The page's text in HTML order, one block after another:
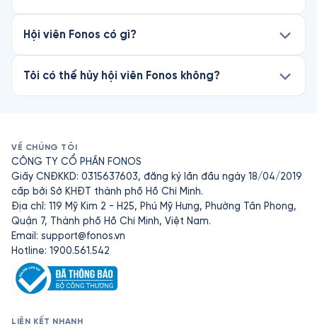
Hội viên Fonos có gì?
Tôi có thể hủy hội viên Fonos không?
VỀ CHÚNG TÔI
CÔNG TY CỔ PHẦN FONOS
Giấy CNĐKKD: 0315637603, đăng ký lần đầu ngày 18/04/2019
cấp bởi Sở KHĐT thành phố Hồ Chí Minh.
Địa chỉ: 119 Mỹ Kim 2 - H25, Phú Mỹ Hưng, Phường Tân Phong,
Quận 7, Thành phố Hồ Chí Minh, Việt Nam.
Email: support@fonos.vn
Hotline: 1900.561.542
LIÊN KẾT NHANH